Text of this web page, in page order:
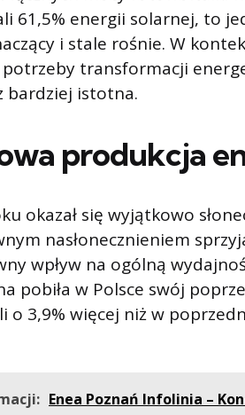
61,5% energii solarnej, to
i stale rośnie. W
transformacji
bardziej istotna.
produkcja
okazał się wyjątkowo
nasłonecznieniem
wpływ na ogólną
pobiła w Polsce swój
o 3,9% więcej niż w
Enea Poznań Infolinia –